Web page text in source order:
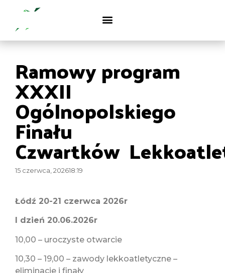
Ramowy program
XXXII
Ogólnopolskiego
Finału
Czwartków
15 czerwca, 202618:19
Łódź 20-21 czerwca 2026r
I dzień 20.06.2026r
10,00 – uroczyste otwarcie
10,30 – 19,00 – zawody lekkoatletyczne –
eliminacje i finały